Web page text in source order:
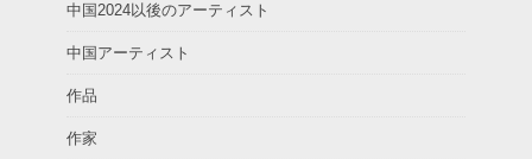
中国2024以後のアーティスト
中国アーティスト
作品
作家